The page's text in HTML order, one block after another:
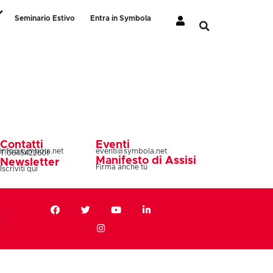
Seminario Estivo
Entra in Symbola
Contatti
info@symbola.net
T.0645422601
Newsletter
Iscriviti qui
Eventi
eventi@symbola.net
Manifesto di Assisi
Firma anche tu